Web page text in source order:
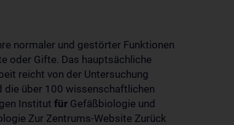
normaler und gestörter Funktionen
oder Gifte. Das hauptsächliche
reicht von der Untersuchung
die über 100 wissenschaftlichen
Institut für Gefäßbiologie und
Zur Zentrums-Website Zurück